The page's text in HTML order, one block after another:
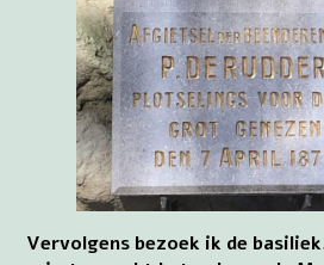
Vervolgens bezoek ik de